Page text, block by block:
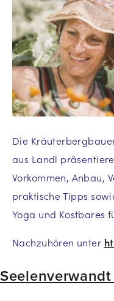
Die
aus Landl
Vorkommen, Anbau,
praktische Tipps
Yoga und Kostbares
Nachzuhören unter